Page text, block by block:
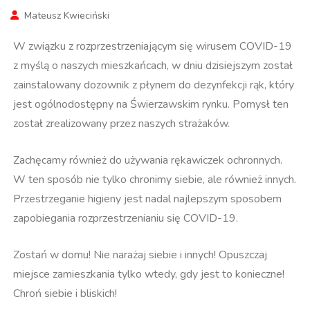
Mateusz Kwieciński
W związku z rozprzestrzeniającym się wirusem COVID-19
z myślą o naszych mieszkańcach, w dniu dzisiejszym został
zainstalowany dozownik z płynem do dezynfekcji rąk, który
jest ogólnodostępny na Świerzawskim rynku. Pomysł ten
został zrealizowany przez naszych strażaków.
Zachęcamy również do używania rękawiczek ochronnych.
W ten sposób nie tylko chronimy siebie, ale również innych.
Przestrzeganie higieny jest nadal najlepszym sposobem
zapobiegania rozprzestrzenianiu się COVID-19.
Zostań w domu! Nie narażaj siebie i innych! Opuszczaj
miejsce zamieszkania tylko wtedy, gdy jest to konieczne!
Chroń siebie i bliskich!